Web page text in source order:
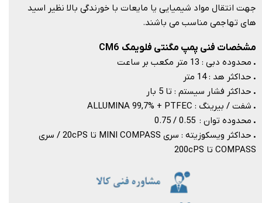
جهت انتقال مواد شیمیایی یا مایعات با خورندگی بالا نظیر اسید
های تهاجمی مناسب می باشند.​​​​​​​
مشخصات فنی پمپ مگنتی فلویمک CM6
. محدوده دبی : 13
​​​​​​​​​​​​​​ متر مکعب بر ساعت
. حداکثر هد : 14
متر
. حداکثر فشار سیستم : تا 5 بار
. شفت / بیرینگ : ALLUMINA 99,7% + PTFEC
. محدوده توان : 0.55 / 0.75
.
حداکثر ویسکوزیته : سری MINI COMPASS تا 20cPS / سری
COMPASS تا 200cPS​​​​​​​